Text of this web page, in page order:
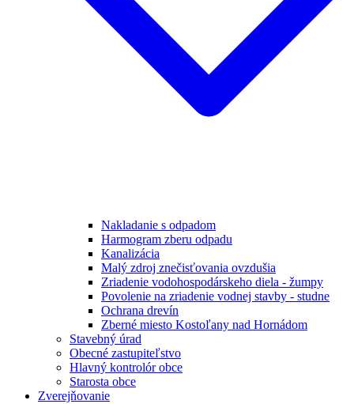
Nakladanie s odpadom
Harmogram zberu odpadu
Kanalizácia
Malý zdroj znečisťovania ovzdušia
Zriadenie vodohospodárskeho diela - žumpy
Povolenie na zriadenie vodnej stavby - studne
Ochrana drevín
Zberné miesto Kostoľany nad Hornádom
Stavebný úrad
Obecné zastupiteľstvo
Hlavný kontrolór obce
Starosta obce
Zverejňovanie